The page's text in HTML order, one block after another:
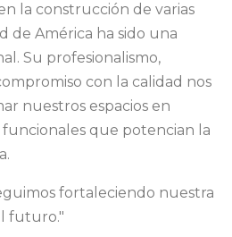
la construcción de varias
de América ha sido una
Su profesionalismo,
con la calidad nos
nuestros espacios en
que potencian la
fortaleciendo nuestra
futuro."